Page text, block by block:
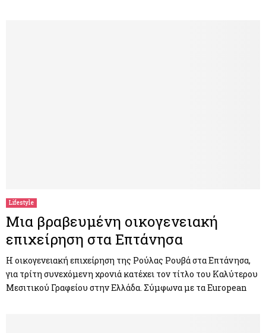
Lifestyle
Μια βραβευμένη οικογενειακή
επιχείρηση στα Επτάνησα
Η οικογενειακή επιχείρηση της Ρούλας Ρουβά στα Επτάνησα,
για τρίτη συνεχόμενη χρονιά κατέχει τον τίτλο του Καλύτερου
Μεσιτικού Γραφείου στην Ελλάδα. Σύμφωνα με τα European